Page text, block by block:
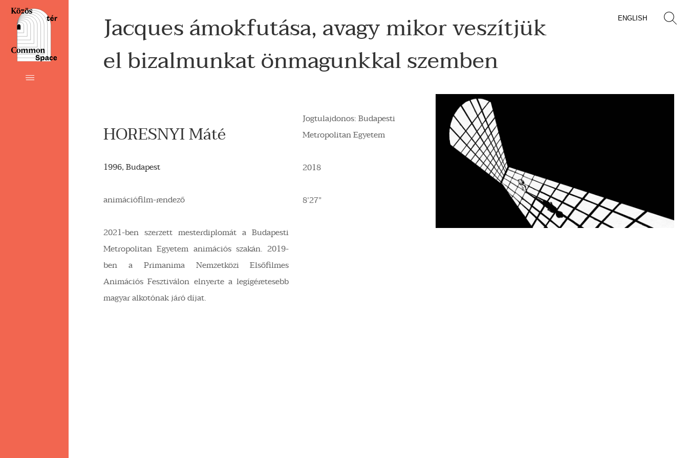
ENGLISH
Jacques ámokfutása, avagy mikor veszítjük
el bizalmunkat önmagunkkal szemben
HORESNYI Máté
1996, Budapest
animációfilm-rendező
2021-ben szerzett mesterdiplomát a Budapesti
Metropolitan Egyetem animációs szakán. 2019-
ben a Primanima Nemzetközi Elsőfilmes
Animációs Fesztiválon elnyerte a legígéretesebb
magyar alkotónak járó díjat.
Jogtulajdonos: Budapesti
Metropolitan Egyetem
2018
8’27”